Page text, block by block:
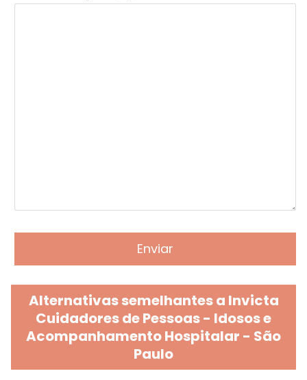
Alternativas semelhantes a Invicta
Cuidadores de Pessoas - Idosos e
Acompanhamento Hospitalar - São
Paulo